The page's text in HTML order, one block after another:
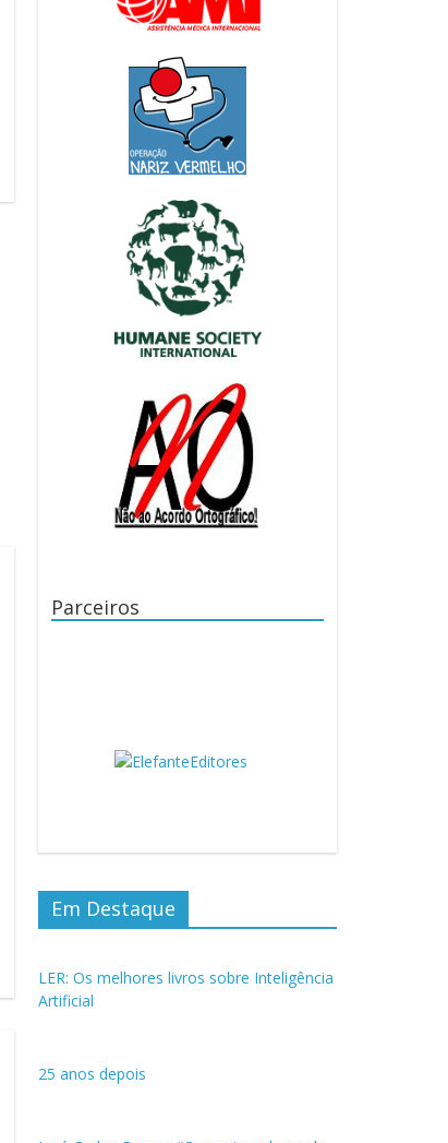
Parceiros
Em Destaque
LER: Os melhores livros sobre Inteligência
Artificial
25 anos depois